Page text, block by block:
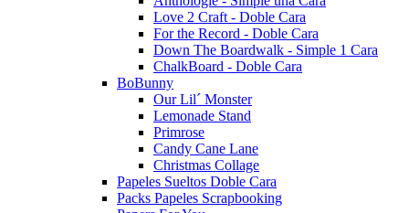
Love 2 Craft - Doble Cara
For the Record - Doble Cara
Down The Boardwalk - Simple 1 Cara
ChalkBoard - Doble Cara
BoBunny
Our Lil´ Monster
Lemonade Stand
Primrose
Candy Cane Lane
Christmas Collage
Papeles Sueltos Doble Cara
Packs Papeles Scrapbooking